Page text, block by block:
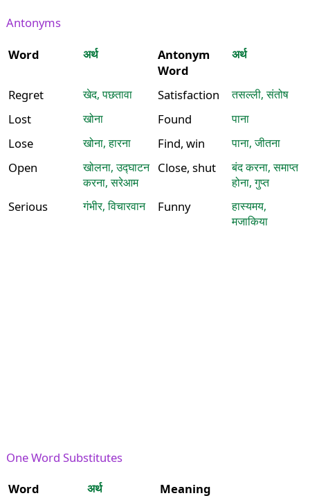
Antonyms
Word
अर्थ
Antonym
Word
अर्थ
Regret खेद, पछतावा Satisfaction तसल्ली, संतोष
Lost खोना Found पाना
Lose खोना, हारना Find, win पाना, जीतना
Open
खोलना, उद्घाटन
करना, सरेआम
Close, shut
बंद करना, समाप्त
होना, गुप्त
Serious गंभीर, विचारवान Funny
हास्यमय,
मजाकिया
One Word Substitutes
Word
अर्थ
Meaning